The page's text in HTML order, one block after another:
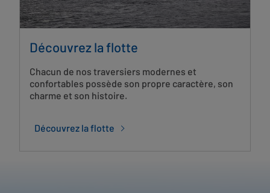
Découvrez la flotte
Chacun de nos traversiers modernes et
confortables possède son propre caractère, son
charme et son histoire.
Découvrez la flotte